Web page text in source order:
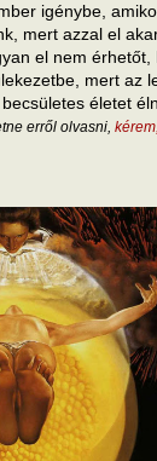
igénybe,
mert azzal el
el nem
mert az
életet
erről olvasni,